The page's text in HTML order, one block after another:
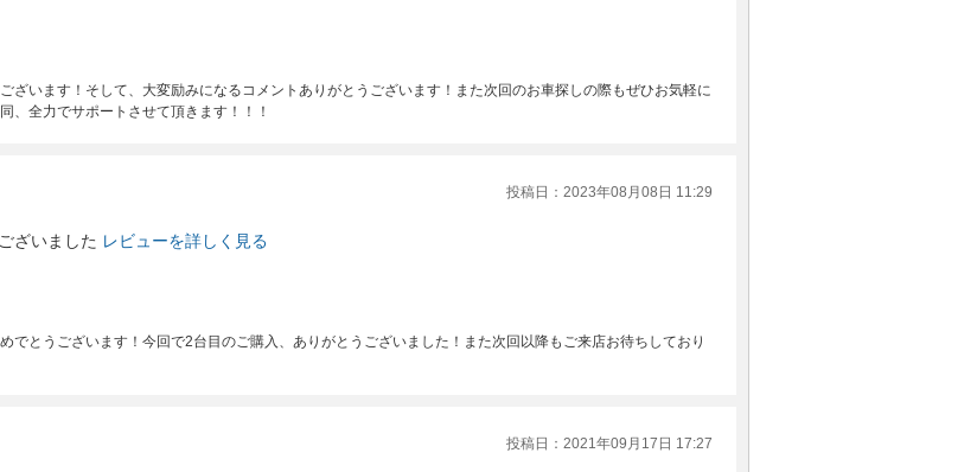
ざいます！そして、大変励みになるコメントありがとうございます！また次回のお車探しの際もぜひお気軽に
、全力でサポートさせて頂きます！！！
投稿日：2023年08月08日 11:29
ざいました レビューを詳しく見る
でとうございます！今回で2台目のご購入、ありがとうございました！また次回以降もご来店お待ちしており
投稿日：2021年09月17日 17:27